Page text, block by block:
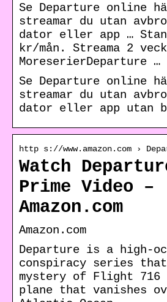
Se Departure online
streamar du utan
dator eller app …
kr/mån. Streama 2
MoreserierDeparture …
Se Departure online
streamar du utan
dator eller app utan
http s://www.amazon.com ›
Watch
Prime Video –
Amazon.com
Amazon.com
Departure is a high-
conspiracy series
mystery of Flight 716
plane that vanishes